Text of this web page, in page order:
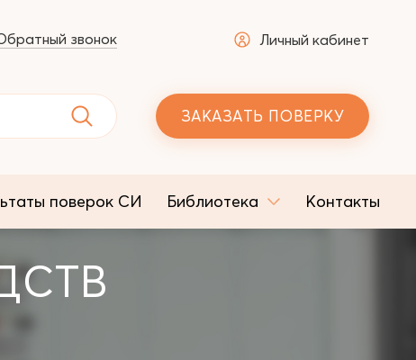
звонок Личный кабинет
ЗАКАЗАТЬ ПОВЕРКУ
поверок СИ Библиотека Контакты